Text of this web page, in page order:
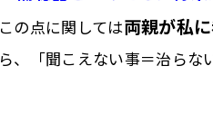
この点に関しては両親が私
ら、「聞こえない事＝治らな